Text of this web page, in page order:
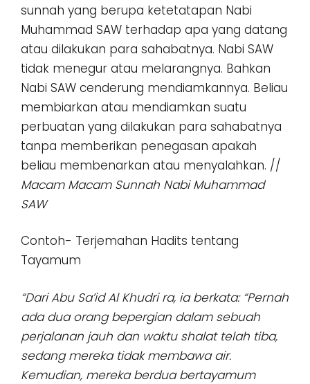
sunnah yang berupa ketetatapan Nabi
Muhammad SAW terhadap apa yang datang
atau dilakukan para sahabatnya. Nabi SAW
tidak menegur atau melarangnya. Bahkan
Nabi SAW cenderung mendiamkannya. Beliau
membiarkan atau mendiamkan suatu
perbuatan yang dilakukan para sahabatnya
tanpa memberikan penegasan apakah
beliau membenarkan atau menyalahkan. //
Macam Macam Sunnah Nabi Muhammad
SAW
Contoh- Terjemahan Hadits tentang
Tayamum
“Dari Abu Sa’id Al Khudri ra, ia berkata: “Pernah
ada dua orang bepergian dalam sebuah
perjalanan jauh dan waktu shalat telah tiba,
sedang mereka tidak membawa air.
Kemudian, mereka berdua bertayamum